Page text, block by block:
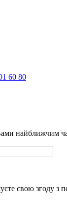
60 80
найближчим
свою згоду з